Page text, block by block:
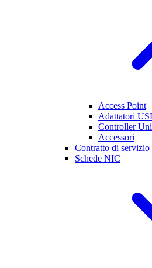
Access Point
Adattatori
Controller
Accessori
Contratto di
Schede NIC